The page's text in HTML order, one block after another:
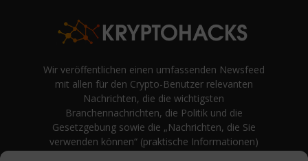
Wir veröffentlichen einen umfassenden Newsfeed
mit allen für den Crypto-Benutzer relevanten
Nachrichten, die die wichtigsten
Branchennachrichten, die Politik und die
Gesetzgebung sowie die „Nachrichten, die Sie
verwenden können“ (praktische Informationen)